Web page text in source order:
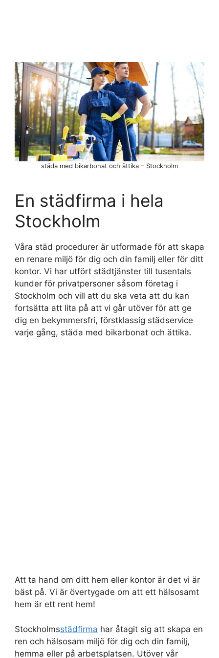
En städfirma i hela
Stockholm
Våra städ procedurer är utformade för att skapa
en renare miljö för dig och din familj eller för ditt
kontor. Vi har utfört städtjänster till tusentals
kunder för privatpersoner såsom företag i
Stockholm och vill att du ska veta att du kan
fortsätta att lita på att vi går utöver för att ge
dig en bekymmersfri, förstklassig städservice
varje gång, städa med bikarbonat och ättika.
Att ta hand om ditt hem eller kontor är det vi är
bäst på. Vi är övertygade om att ett hälsosamt
hem är ett rent hem!
Stockholmsstädfirma har åtagit sig att skapa en
ren och hälsosam miljö för dig och din familj,
hemma eller på arbetsplatsen. Utöver vår
städa med bikarbonat och ättika – Stockholm